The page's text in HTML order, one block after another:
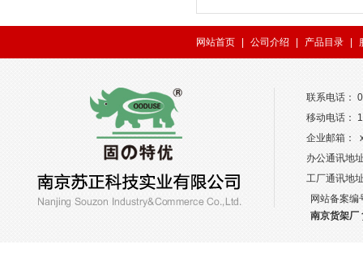
网站首页 公司介绍 产品目录
联系电话：
移动电话：
企业邮箱：
办公通讯地
工厂通讯地
网站备案编
南京货架厂